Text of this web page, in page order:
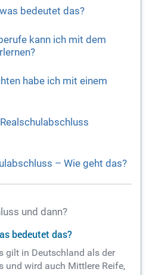
bedeutet das?
kann ich mit dem
habe ich mit einem
– Wie geht das?
und dann?
bedeutet das?
gilt in Deutschland als der
und wird auch Mittlere Reife,